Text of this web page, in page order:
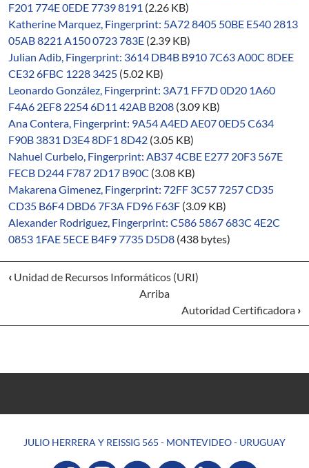
F201 774E 0EDE 7739 8191 (2.26 KB)
Katherine Marquez, Fingerprint: 5A72 8405 50BE E540 2813
05AB 8221 A150 0723 783E (2.39 KB)
Julian Adib, Fingerprint: 3614 DB4B B910 7C63 A00C 8DEE
CE32 6FBC 1228 3425 (5.02 KB)
Leonardo González, Fingerprint: 3A71 FF7D 0D20 1A60
F4A6 2EF8 2254 6D11 42AB B208 (3.09 KB)
Ana Contera, Fingerprint: 9A54 A4ED AE07 0ED5 C634
F90B 3831 D3E4 8DF1 8D42 (3.05 KB)
Nahuel Curbelo, Fingerprint: AB37 4CBE E277 20F3 567E
FECB D244 F787 2D17 B90C (3.08 KB)
Makarena Gimenez, Fingerprint: 72FF 3C57 7257 CD35
CD35 B6F4 DBD6 7F3A FD96 F63F (3.09 KB)
Alexander Rodriguez, Fingerprint: C586 5867 683C 4E2C
0853 1FAE 5ECE B4F9 7735 D5D8 (438 bytes)
‹ Unidad de Recursos Informáticos (URI)
Arriba
Autoridad Certificadora ›
JULIO HERRERA Y REISSIG 565 - MONTEVIDEO - URUGUAY